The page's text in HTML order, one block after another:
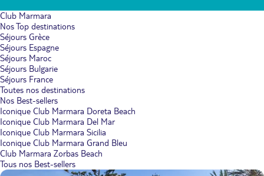
Club Marmara
Nos Top destinations
Séjours Grèce
Séjours Espagne
Séjours Maroc
Séjours Bulgarie
Séjours France
Toutes nos destinations
Nos Best-sellers
Iconique Club Marmara Doreta Beach
Iconique Club Marmara Del Mar
Iconique Club Marmara Sicilia
Iconique Club Marmara Grand Bleu
Club Marmara Zorbas Beach
Tous nos Best-sellers